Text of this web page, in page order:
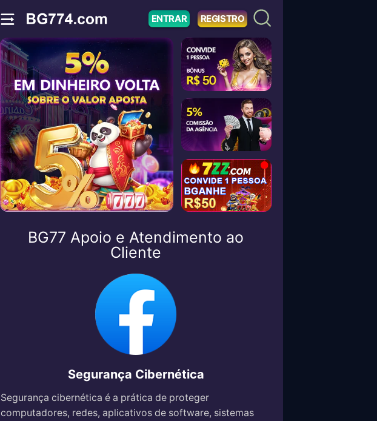
ENTRAR REGISTRO
BG77 Apoio e Atendimento ao
Cliente
Segurança Cibernética
Segurança cibernética é a prática de proteger
computadores, redes, aplicativos de software, sistemas